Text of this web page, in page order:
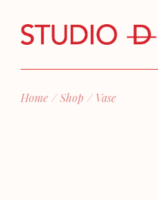
content
Home Shop Vase